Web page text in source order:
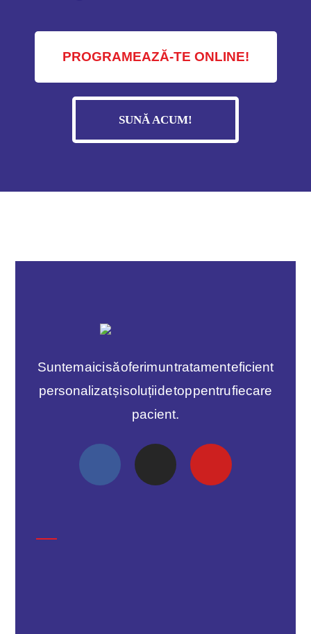
PROGRAMEAZĂ-TE ONLINE!
SUNĂ ACUM!
Suntem aici să oferim un tratament eficient
personalizat și soluții de top pentru fiecare
pacient.